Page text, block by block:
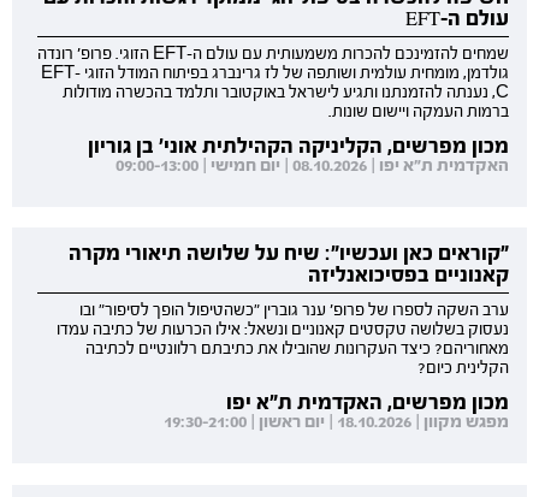
עולם ה-EFT
שמחים להזמינכם להכרות משמעותית עם עולם ה-EFT הזוגי. פרופ' רונדה
גולדמן, מומחית עולמית ושותפה של לז גרינברג בפיתוח המודל הזוגי EFT-
C, נענתה להזמנתנו ותגיע לישראל באוקטובר ותלמד בהכשרה מודולות
ברמות העמקה ויישום שונות.
מכון מפרשים, הקליניקה הקהילתית אוני' בן גוריון
האקדמית ת"א יפו | 08.10.2026 | יום חמישי | 09:00-13:00
"קוראים כאן ועכשיו": שיח על שלושה תיאורי מקרה
קאנוניים בפסיכואנליזה
ערב השקה לספרו של פרופ' ענר גוברין "כשהטיפול הופך לסיפור" ובו
נעסוק בשלושה טקסטים קאנוניים ונשאל: אילו הכרעות של כתיבה עמדו
מאחוריהם? כיצד העקרונות שהובילו את כתיבתם רלוונטיים לכתיבה
הקלינית כיום?
מכון מפרשים, האקדמית ת"א יפו
מפגש מקוון | 18.10.2026 | יום ראשון | 19:30-21:00